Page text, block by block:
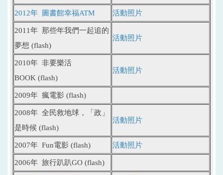
2012年 圖書館幸福ATM 活動照片
2011年 那些年我們一起追的
夢想 (flash)
活動照片
2010年 非要樂活
BOOK (flash)
活動照片
2009年 瘋電影 (flash)
2008年 全民救地球，「政」
是時候 (flash)
活動照片
2007年 Fun電影 (flash) 活動照片
2006年 旅行趴趴GO (flash)